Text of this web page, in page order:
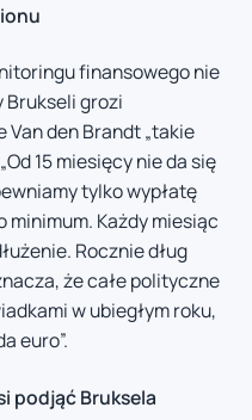
finansowego nie
Brukseli grozi
Van den Brandt „takie
15 miesięcy nie da się
tylko wypłatę
Każdy miesiąc
Rocznie dług
że całe polityczne
w ubiegłym roku,
euro”.
podjąć Bruksela